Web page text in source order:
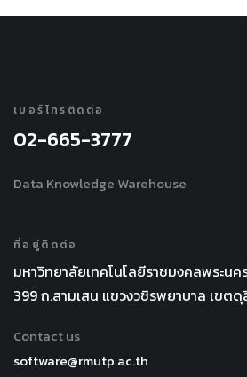
เบอร์โทรติดต่อ
02-665-3777
Data Knowledge Warehouse
ที่อยู่ติดต่อ
มหาวิทยาลัยเทคโนโลยีราชมงคลพระนค
399 ถ.สามเสน แขวงวชิรพยาบาล เขต
Contact us
software@rmutp.ac.th